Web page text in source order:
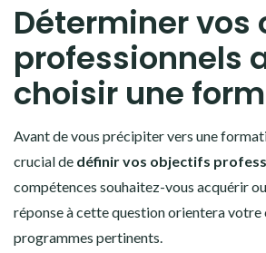
Déterminer vos
professionnels
choisir une
Avant de vous précipiter vers une
crucial de définir vos objectifs
compétences souhaitez-vous acquérir
réponse à cette question orientera votre
programmes pertinents.